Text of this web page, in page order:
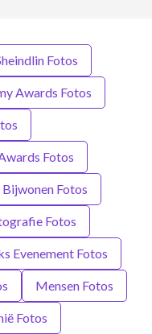
Fotos
Awards Fotos
Fotos
Bijwonen Fotos
Fotos
Evenement Fotos
Mensen Fotos
Fotos